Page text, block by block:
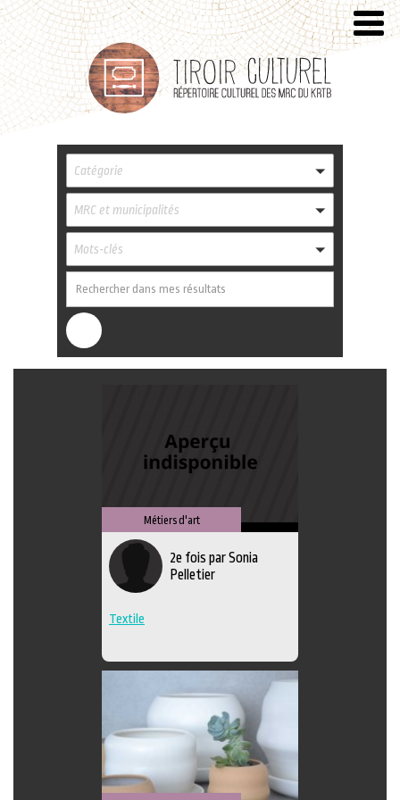
Catégorie
MRC et municipalités
Mots-clés
Métiers d'art
2e fois par Sonia
Pelletier
Textile